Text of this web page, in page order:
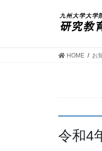
HOME お
令和4